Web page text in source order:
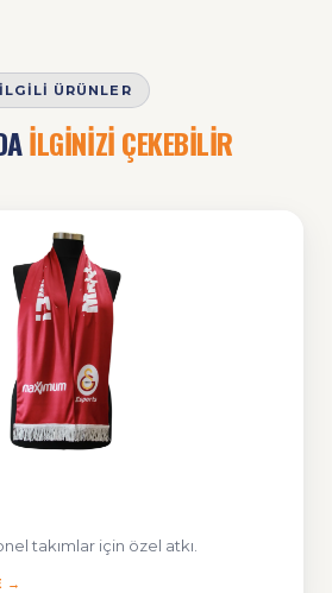
İLGILI ÜRÜNLER
İLGİNİZİ ÇEKEBİLİR
takımlar için özel atkı.
→